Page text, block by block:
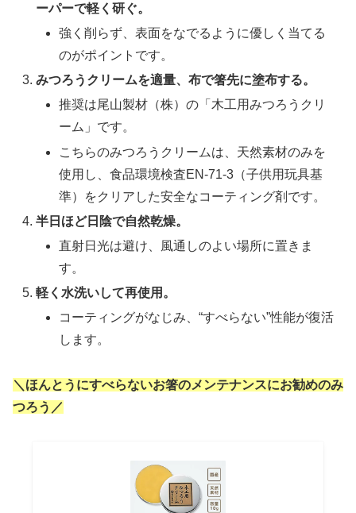
ーパーで軽く研ぐ。
強く削らず、表面をなでるように優しく当てる
のがポイントです。
みつろうクリームを適量、布で箸先に塗布する。
推奨は尾山製材（株）の「木工用みつろうクリ
ーム」です。
こちらのみつろうクリームは、天然素材のみを
使用し、食品環境検査EN-71-3（子供用玩具基
準）をクリアした安全なコーティング剤です。
半日ほど日陰で自然乾燥。
直射日光は避け、風通しのよい場所に置きま
す。
軽く水洗いして再使用。
コーティングがなじみ、“すべらない”性能が復活
します。
＼ほんとうにすべらないお箸のメンテナンスにお勧めのみ
つろう／